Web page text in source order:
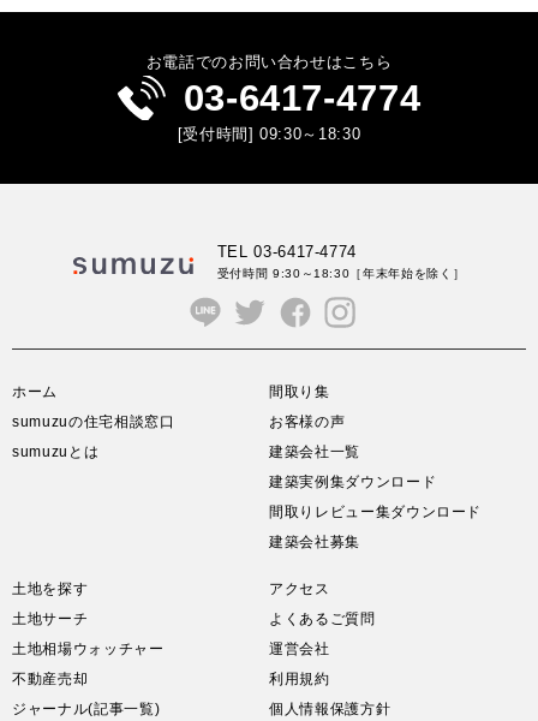
お電話でのお問い合わせはこちら
03-6417-4774
[受付時間] 09:30～18:30
TEL 03-6417-4774
受付時間 9:30～18:30 ［年末年始を除く］
ホーム
sumuzuの住宅相談窓口
sumuzuとは
間取り集
お客様の声
建築会社一覧
建築実例集ダウンロード
間取りレビュー集ダウンロード
建築会社募集
土地を探す
土地サーチ
土地相場ウォッチャー
不動産売却
ジャーナル(記事一覧)
アクセス
よくあるご質問
運営会社
利用規約
個人情報保護方針